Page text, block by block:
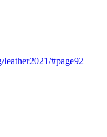
#page92